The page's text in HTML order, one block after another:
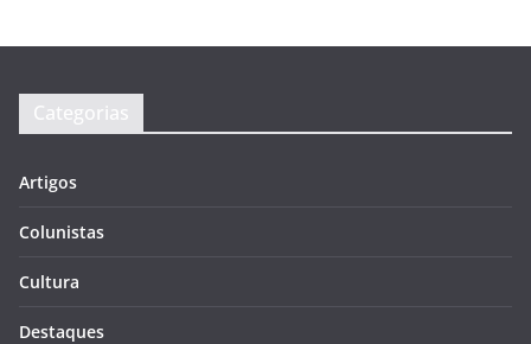
Categorias
Artigos
Colunistas
Cultura
Destaques